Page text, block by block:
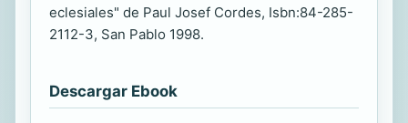
eclesiales" de Paul Josef Cordes, Isbn:84-285-
2112-3, San Pablo 1998.
Descargar Ebook